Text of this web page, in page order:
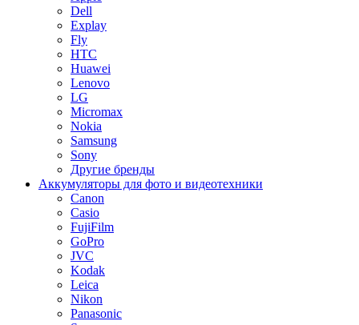
Dell
Explay
Fly
HTC
Huawei
Lenovo
LG
Micromax
Nokia
Samsung
Sony
Другие бренды
Аккумуляторы для фото и видеотехники
Canon
Casio
FujiFilm
GoPro
JVC
Kodak
Leica
Nikon
Panasonic